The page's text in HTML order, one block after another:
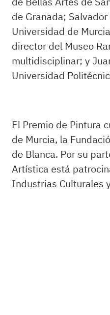
de Granada;
Universidad de
director del Museo
multidisciplinar; y
Universidad
El Premio de Pintura
de Murcia, la
de Blanca. Por su
Artística está
Industrias Culturales